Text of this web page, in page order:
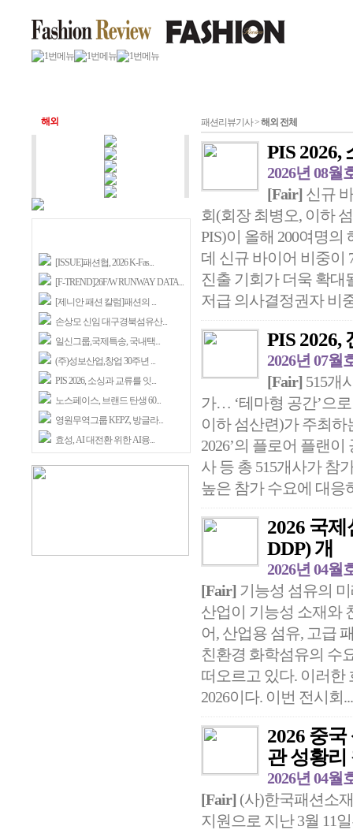
해외
[ISSUE]패션협, 2026 K-Fas...
[F-TREND]26F/W RUNWAY DATA...
[제니안 패션 칼럼]패션의 ...
손상모 신임 대구경북섬유산...
일신그룹,국제특송, 국내택...
(주)성보산업,창업 30주년 ...
PIS 2026, 소싱과 교류를 잇...
노스페이스, 브랜드 탄생 60...
영원무역그룹 KEPZ, 방글라...
효성, AI 대전환 위한 AI융...
패션리뷰기사 >해외 전체
PIS 2026,
2026년 08월
[Fair] 신규
회(회장 최병오, 이하
PIS)이 올해 200여명
데 신규 바이어 비중이
진출 기회가 더욱 확대
저급 의사결정권자 비
PIS 2026,
2026년 07월
[Fair] 515개
가… ‘테마형 공간’으
이하 섬산련)가 주최하
2026’의 플로어 플랜
사 등 총 515개사가 참
높은 참가 수요에 대응
2026 국
DDP) 개
2026년 04월
[Fair] 기능성 섬유의
산업이 기능성 소재와
어, 산업용 섬유, 고급
친환경 화학섬유의 수
떠오르고 있다. 이러한
2026이다. 이번 전시회
2026 중
관 성황리
2026년 04월
[Fair] (사)한국패션소
지원으로 지난 3월 11